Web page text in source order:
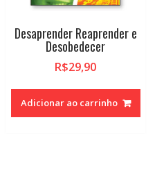
Desaprender Reaprender e
Desobedecer
R$29,90
Adicionar ao carrinho